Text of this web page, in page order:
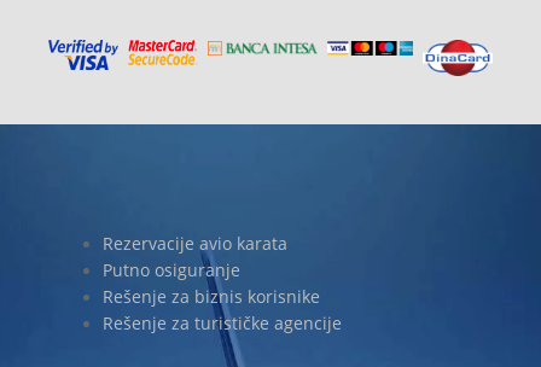
Rezervacije avio karata
Putno osiguranje
Rešenje za biznis korisnike
Rešenje za turističke agencije